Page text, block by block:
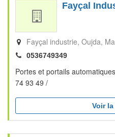
Fayçal
Fayçal industrie Oujda
0536749349
Portes et portails
74 93 49 /
Voir